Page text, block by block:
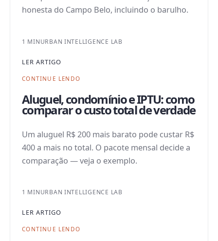
honesta do Campo Belo, incluindo o barulho.
1 MINURBAN INTELLIGENCE LAB
LER ARTIGO
CONTINUE LENDO
Aluguel, condomínio e IPTU: como
comparar o custo total de verdade
Um aluguel R$ 200 mais barato pode custar R$
400 a mais no total. O pacote mensal decide a
comparação — veja o exemplo.
1 MINURBAN INTELLIGENCE LAB
LER ARTIGO
CONTINUE LENDO